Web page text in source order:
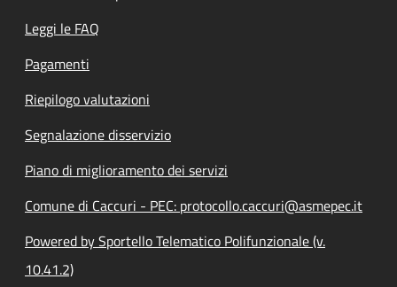
Leggi le FAQ
Pagamenti
Riepilogo valutazioni
Segnalazione disservizio
Piano di miglioramento dei servizi
Comune di Caccuri - PEC: protocollo.caccuri@asmepec.it
Powered by Sportello Telematico Polifunzionale (v.
10.41.2)